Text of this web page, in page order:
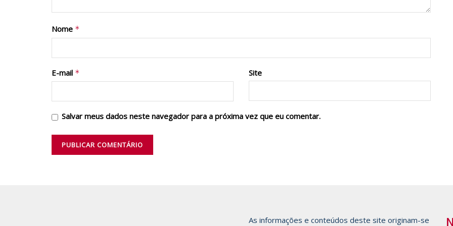
Nome *
E-mail * Site
Salvar meus dados neste navegador para a próxima vez que eu comentar.
As informações e conteúdos deste site originam-se